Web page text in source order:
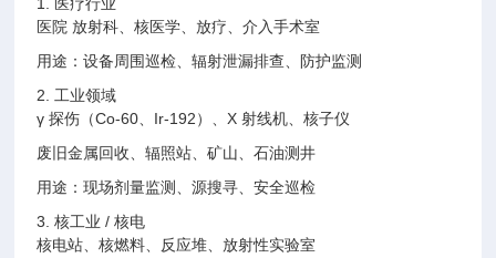
医院 放射科、核医学、放疗、介入手术室
用途：设备周围巡检、辐射泄漏排查、防护监测
2. 工业领域
γ 探伤（Co-60、Ir-192）、X 射线机、核子仪
废旧金属回收、辐照站、矿山、石油测井
用途：现场剂量监测、源搜寻、安全巡检
3. 核工业 / 核电
核电站、核燃料、反应堆、放射性实验室